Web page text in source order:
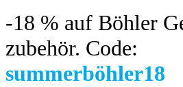
-18 % auf Böhler
zubehör. Code:
summerböhler18